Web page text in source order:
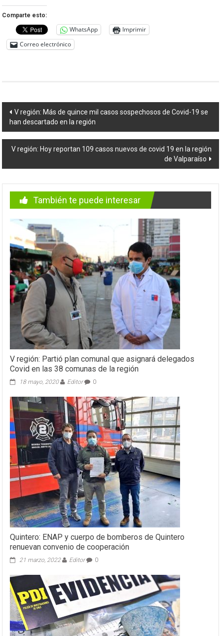
Comparte esto:
WhatsApp
Imprimir
Correo electrónico
Navegación
de
entradas
V región: Más de quince mil casos sospechosos de Covid-19 se
han descartado en la región
V región: Hoy reportan 109 casos nuevos de covid 19 en la región
de Valparaíso
También te puede interesar
V región: Partió plan comunal que asignará delegados
Covid en las 38 comunas de la región
18 mayo, 2020 Editor 0
Quintero: ENAP y cuerpo de bomberos de Quintero
renuevan convenio de cooperación
21 marzo, 2022 Editor 0